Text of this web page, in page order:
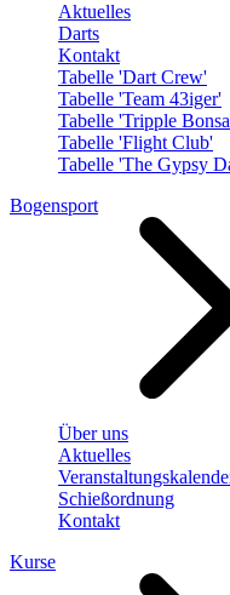
Aktuelles
Darts
Kontakt
Tabelle 'Dart Crew'
Tabelle 'Team 43iger'
Tabelle 'Tripple
Tabelle 'Flight Club'
Tabelle 'The Gypsy
Bogensport
Über uns
Aktuelles
Schießordnung
Kontakt
Kurse